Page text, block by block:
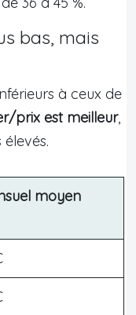
bas, mais
à ceux de
prix est meilleur,
moyen